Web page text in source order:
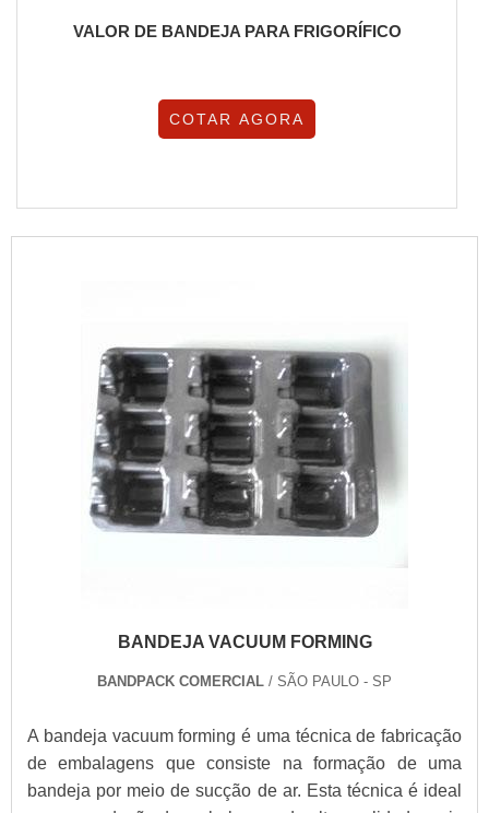
VALOR DE BANDEJA PARA FRIGORÍFICO
COTAR AGORA
BANDEJA VACUUM FORMING
BANDPACK COMERCIAL / SÃO PAULO - SP
A bandeja vacuum forming é uma técnica de fabricação
de embalagens que consiste na formação de uma
bandeja por meio de sucção de ar. Esta técnica é ideal